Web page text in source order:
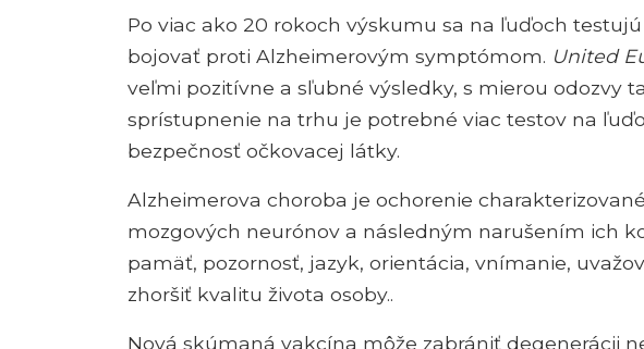
Po viac ako 20 rokoch výskumu sa na ľuďoch
bojovať proti Alzheimerovým symptómom. United
veľmi pozitívne a sľubné výsledky, s mierou odozvy
sprístupnenie na trhu je potrebné viac testov na
bezpečnosť očkovacej látky.
Alzheimerova choroba je ochorenie
mozgových neurónov a následným narušením ich
pamäť, pozornosť, jazyk, orientácia, vnímanie,
zhoršiť kvalitu života osoby..
Nová skúmaná vakcína môže zabrániť degenerácii